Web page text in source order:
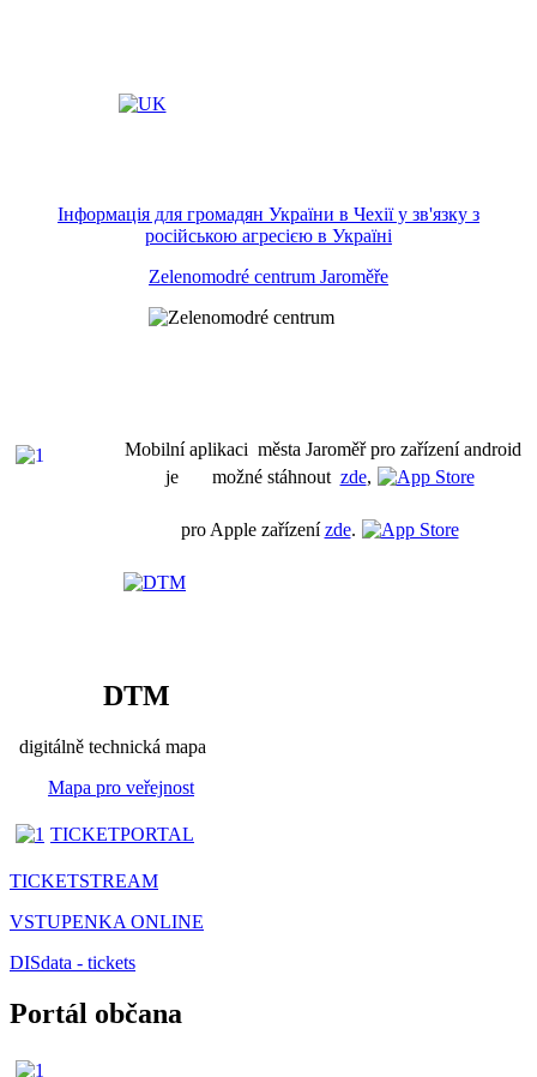
Інформація для громадян України в Чехії у зв'язку з
російською агресією в Україні
Zelenomodré centrum Jaroměře
Mobilní aplikaci města Jaroměř pro zařízení android
je možné stáhnout zde,
pro Apple zařízenízde.
DTM
digitálně technická mapa
Mapa pro veřejnost
TICKETPORTAL
TICKETSTREAM
VSTUPENKA ONLINE
DISdata - tickets
Portál občana